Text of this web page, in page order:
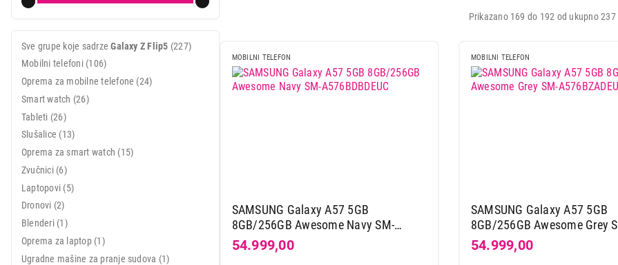
TV, audio, video i foto
IT & Gaming
Mali kućni aparati
Grejanje i hlađenje
Nega tela, lepota i zdravlje
Sport i putovanje
Sve za kuću i baštu
Prikazano 169 do 192 od ukupno
MOBILNI TELEFON
SAMSUNG Galaxy A57 5GB
8GB/256GB Awesome Navy SM-
A576BDBDEUC
54.999,00
MOBILNI TELEFON
SAMSUNG Galaxy A57 5GB
8GB/256GB Awesome Grey
A576BZADEUC
54.999,00
Sve grupe koje sadrzeGalaxy Z Flip5 (227)
Mobilni telefoni (106)
Oprema za mobilne telefone (24)
Smart watch (26)
Tableti (26)
Slušalice (13)
Oprema za smart watch (15)
Zvučnici (6)
Laptopovi (5)
Dronovi (2)
Blenderi (1)
Oprema za laptop (1)
Ugradne mašine za pranje sudova (1)